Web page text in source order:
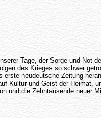
Tage, der Sorge und Not
des Krieges so schwer
neudeutsche Zeitung
Kultur und Geist der Heimat,
die Zehntausende neuer